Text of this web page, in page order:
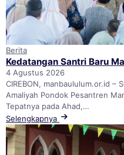
Berita
Kedatangan Santri Baru
4 Agustus 2026
CIREBON, manbaululum.or.id –
Amaliyah Pondok Pesantren
Tepatnya pada Ahad,…
Selengkapnya